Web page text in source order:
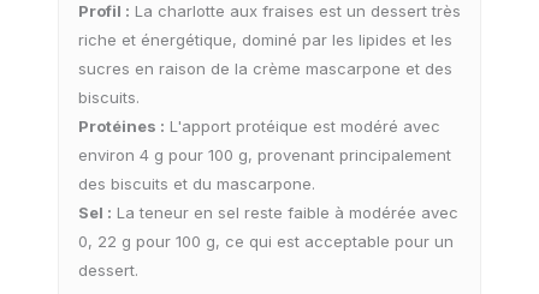
Profil : La charlotte aux fraises est un dessert très
riche et énergétique, dominé par les lipides et les
sucres en raison de la crème mascarpone et des
biscuits.
Protéines : L'apport protéique est modéré avec
environ 4 g pour 100 g, provenant principalement
des biscuits et du mascarpone.
Sel : La teneur en sel reste faible à modérée avec
0, 22 g pour 100 g, ce qui est acceptable pour un
dessert.